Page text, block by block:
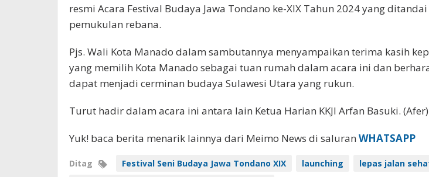
resmi Acara Festival Budaya Jawa Tondano ke-XIX Tahun 2024 yang
pemukulan rebana.
Pjs. Wali Kota Manado dalam sambutannya menyampaikan terima kasih
yang memilih Kota Manado sebagai tuan rumah dalam acara ini dan
dapat menjadi cerminan budaya Sulawesi Utara yang rukun.
Turut hadir dalam acara ini antara lain Ketua Harian KKJI Arfan Basuki. (Afer)
Yuk! baca berita menarik lainnya dari Meimo News di saluran WHATSAPP
Ditag Festival Seni Budaya Jawa Tondano XIX launching
lepas jalan